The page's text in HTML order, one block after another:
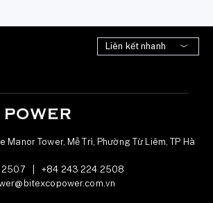
Manor Tower, Mễ Trì, Phường Từ Liêm, TP Hà
2507
+84 243 224 2508